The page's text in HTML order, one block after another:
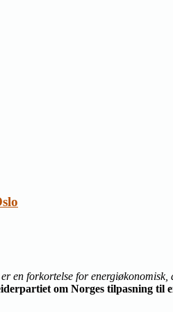
en forkortelse for
om Norges tilpasning til